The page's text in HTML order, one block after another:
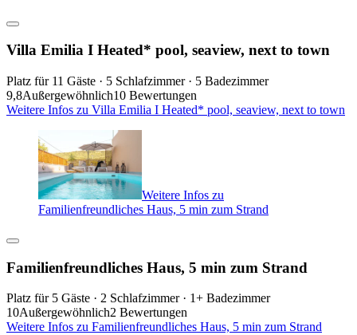
Villa Emilia I Heated* pool, seaview, next to town
Platz für 11 Gäste · 5 Schlafzimmer · 5 Badezimmer
9,8Außergewöhnlich10 Bewertungen
Weitere Infos zu Villa Emilia I Heated* pool, seaview, next to town
Weitere Infos zu
Familienfreundliches Haus, 5 min zum Strand
Familienfreundliches Haus, 5 min zum Strand
Platz für 5 Gäste · 2 Schlafzimmer · 1+ Badezimmer
10Außergewöhnlich2 Bewertungen
Weitere Infos zu Familienfreundliches Haus, 5 min zum Strand